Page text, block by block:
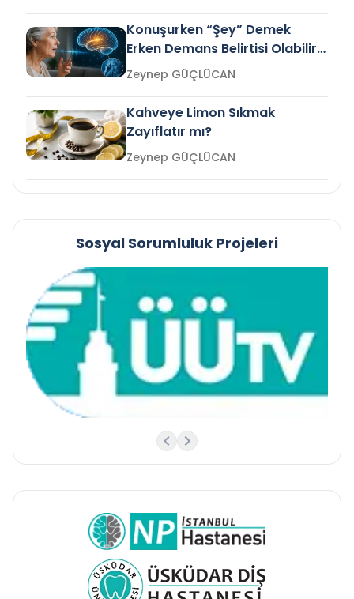
Konuşurken “Şey” Demek
Erken Demans Belirtisi Olabilir
mi?
Zeynep GÜÇLÜCAN
Kahveye Limon Sıkmak
Zayıflatır mı?
Zeynep GÜÇLÜCAN
Sosyal Sorumluluk Projeleri